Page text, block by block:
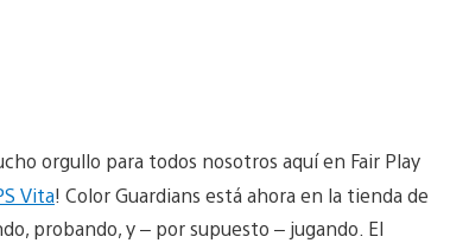
orgullo para todos nosotros aquí en Fair Play
Vita! Color Guardians está ahora en la tienda de
probando, y – por supuesto – jugando. El